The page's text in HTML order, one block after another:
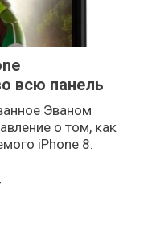
всю панель
Эваном
о том, как
iPhone 8.